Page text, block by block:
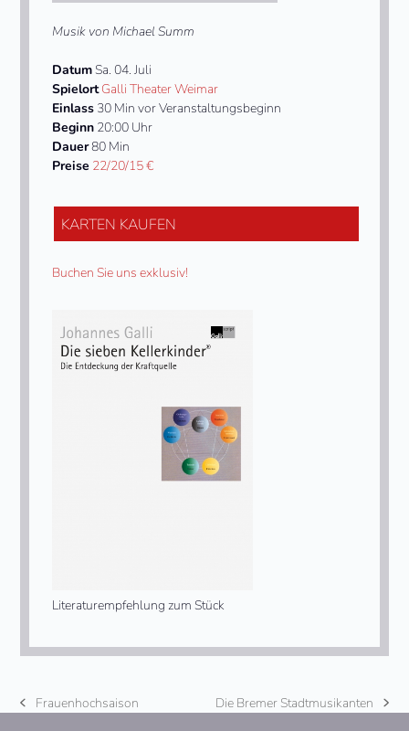
Musik von Michael Summ
DatumSa. 04. Juli
SpielortGalli Theater Weimar
Einlass 30 Min vor Veranstaltungsbeginn
Beginn 20:00 Uhr
Dauer80 Min
Preise 22/20/15 €
KARTEN KAUFEN
Buchen Sie uns exklusiv!
Literaturempfehlung zum Stück
vorheriger
Frauenhochsaison
Nächster
Die Bremer Stadtmusikanten